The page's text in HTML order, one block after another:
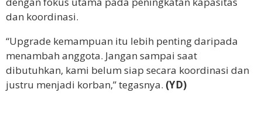
dan koordinasi.
“Upgrade kemampuan itu lebih penting daripada
menambah anggota. Jangan sampai saat
dibutuhkan, kami belum siap secara koordinasi dan
justru menjadi korban,” tegasnya. (YD)